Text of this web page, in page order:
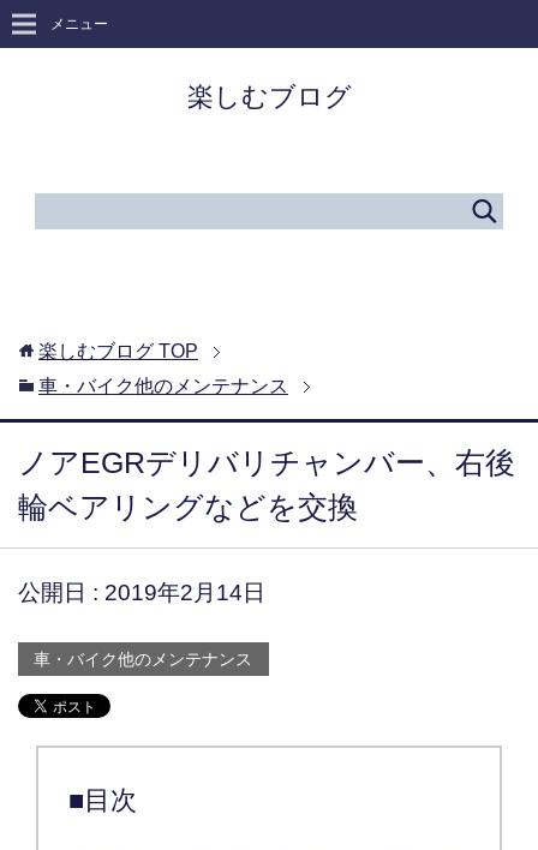
楽しむブログ
メニュー
楽しむブログ TOP
車・バイク他のメンテナンス
ノアEGRデリバリチャンバー、右後
輪ベアリングなどを交換
公開日 : 2019年2月14日
車・バイク他のメンテナンス
■目次